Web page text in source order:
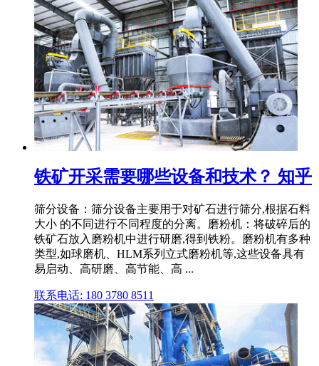
铁矿开采需要哪些设备和技术？ 知乎
筛分设备：筛分设备主要用于对矿石进行筛分,根据石料
大小 的不同进行不同程度的分离。磨粉机：将破碎后的
铁矿石放入磨粉机中进行研磨,得到铁粉。磨粉机有多种
类型,如球磨机、HLM系列立式磨粉机等,这些设备具有
易启动、高研磨、高节能、高 ...
联系电话: 180 3780 8511